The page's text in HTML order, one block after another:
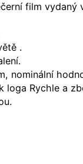
film
.
nominální
loga Rychle a